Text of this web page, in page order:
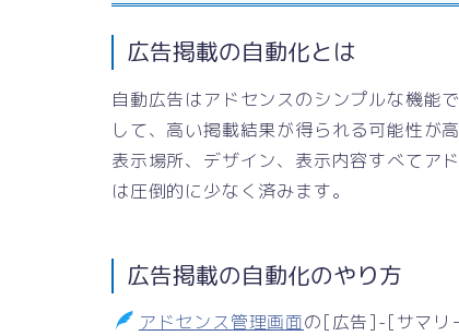
広告掲載の自動化とは
自動広告はアドセンスのシンプルな機能
して、高い掲載結果が得られる可能性が
表示場所、デザイン、表示内容すべてア
は圧倒的に少なく済みます。
広告掲載の自動化のやり方
アドセンス管理画面の[広告]-[サマリ